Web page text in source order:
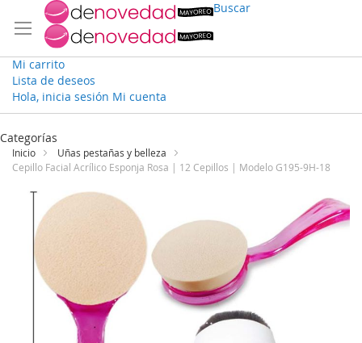
Buscar
Mi carrito
Lista de deseos
Hola, inicia sesión Mi cuenta
Ir
contenido
Categorías
Inicio
Uñas pestañas y belleza
Cepillo Facial Acrílico Esponja Rosa | 12 Cepillos | Modelo G195-9H-18
Saltar
galería